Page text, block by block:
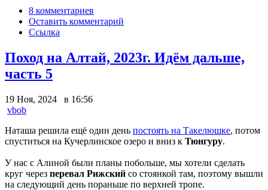
8 комментариев
Оставить комментарий
Ссылка
Поход на Алтай, 2023г. Идём дальше,
часть 5
19 Ноя, 2024 в 16:56
vbob
Наташа решила ещё один день постоять на Такелюшке, потом
спуститься на Кучерлинское озеро и вниз к Тюнгуру.
У нас с Алиной были планы побольше, мы хотели сделать
круг через перевал Рижский со стоянкой там, поэтому вышли
на следующий день пораньше по верхней тропе.